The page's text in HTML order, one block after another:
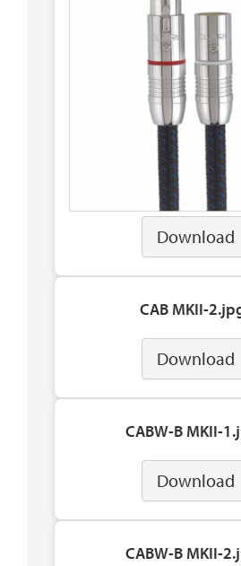
Download
CAB MKII-
Download
CABW-B MKII-
Download
CABW-B MKII-